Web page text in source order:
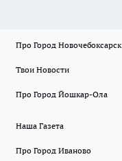
Про Город Новочебоксарск
Твои Новости
Про Город Йошкар-Ола
Наша Газета
Про Город Иваново